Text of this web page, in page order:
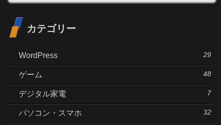
カテゴリー
WordPress 29
ゲーム 48
デジタル家電 7
パソコン・スマホ 32